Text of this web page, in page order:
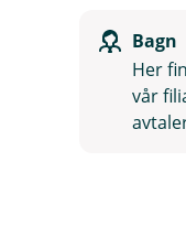
Bagn
Her
vår